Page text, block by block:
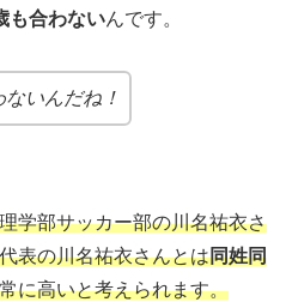
も合わないんです。
いんだね！
学部サッカー部の川名祐衣さ
表の川名祐衣さんとは同姓同
に高いと考えられます。